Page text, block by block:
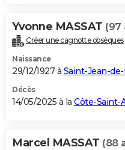
Yvonne MASSAT (97
Créer une cagnotte obsèques
Naissance
29/12/1927 à Saint-Jean-
Décès
14/05/2025 à la Côte-Saint-
Marcel MASSAT (88